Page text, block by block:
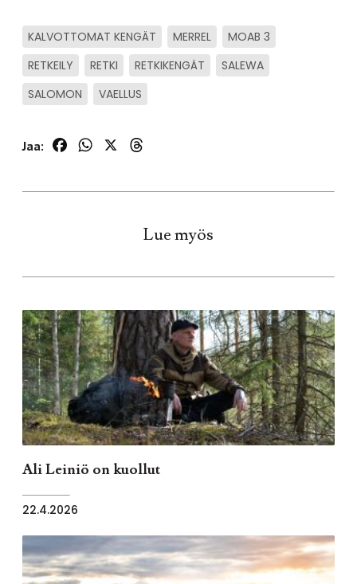
KALVOTTOMAT KENGÄT MERREL
MOAB 3
RETKEILY
RETKI RETKIKENGÄT
SALEWA
SALOMON
VAELLUS
Jaa: FacebookWhatsApp
Lue myös
Ali Leiniö on kuollut
22.4.2026